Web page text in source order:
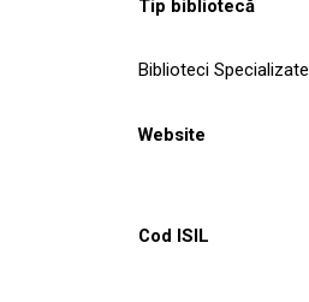
Tip bibliotecă
Biblioteci Specializate
Website
Cod ISIL